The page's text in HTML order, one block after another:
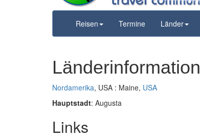
Reisen Termine Länder
Nordamerika, USA : Maine, USA
Hauptstadt: Augusta
Links